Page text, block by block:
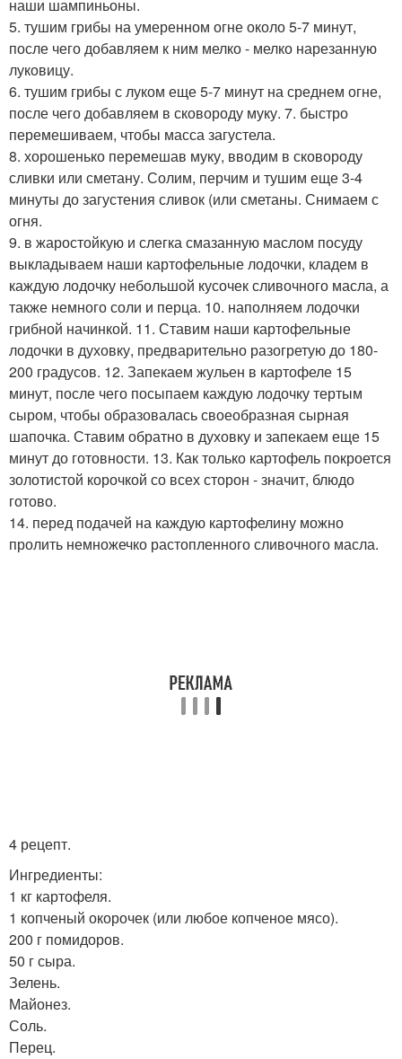
наши шампиньоны.
5. тушим грибы на умеренном огне около 5-7 минут,
после чего добавляем к ним мелко - мелко нарезанную
луковицу.
6. тушим грибы с луком еще 5-7 минут на среднем огне,
после чего добавляем в сковороду муку. 7. быстро
перемешиваем, чтобы масса загустела.
8. хорошенько перемешав муку, вводим в сковороду
сливки или сметану. Солим, перчим и тушим еще 3-4
минуты до загустения сливок (или сметаны. Снимаем с
огня.
9. в жаростойкую и слегка смазанную маслом посуду
выкладываем наши картофельные лодочки, кладем в
каждую лодочку небольшой кусочек сливочного масла, а
также немного соли и перца. 10. наполняем лодочки
грибной начинкой. 11. Ставим наши картофельные
лодочки в духовку, предварительно разогретую до 180-
200 градусов. 12. Запекаем жульен в картофеле 15
минут, после чего посыпаем каждую лодочку тертым
сыром, чтобы образовалась своеобразная сырная
шапочка. Ставим обратно в духовку и запекаем еще 15
минут до готовности. 13. Как только картофель покроется
золотистой корочкой со всех сторон - значит, блюдо
готово.
14. перед подачей на каждую картофелину можно
пролить немножечко растопленного сливочного масла.
4 рецепт.
Ингредиенты:
1 кг картофеля.
1 копченый окорочек (или любое копченое мясо).
200 г помидоров.
50 г сыра.
Зелень.
Майонез.
Соль.
Перец.